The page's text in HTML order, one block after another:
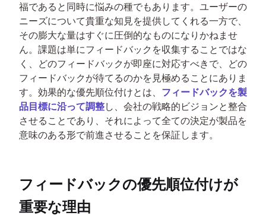
福であると同時に悩みの種でもあります。ユーザーの
ニーズについて貴重な知見を提供してくれる一方で、
その膨大な量はすぐに圧倒的なものになりかねませ
ん。課題は単にフィードバックを収集することではな
く、どのフィードバックが即座に対応すべきで、どの
フィードバックが待てるのかを見極めることにありま
す。効果的な優先順位付けとは、 フィードバックを製
品目標に沿って調整し、会社の戦略的ビジョンと整合
させることであり、それによって全ての決定が製品を
意味のある形で前進させることを保証します。
フィードバックの優先順位付けが
重要な理由